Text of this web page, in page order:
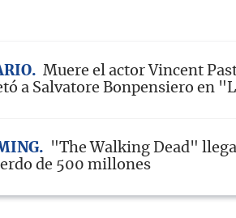
Muere el actor Vincent
a Salvatore Bonpensiero en
"The Walking Dead"
de 500 millones